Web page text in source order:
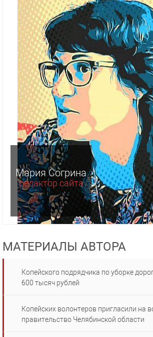
Мария Согрина
редактор сайта
МАТЕРИАЛЫ АВТОРА
Копейского подрядчика по уборке
600 тысяч рублей
Копейских волонтеров пригласили на
правительство Челябинской области